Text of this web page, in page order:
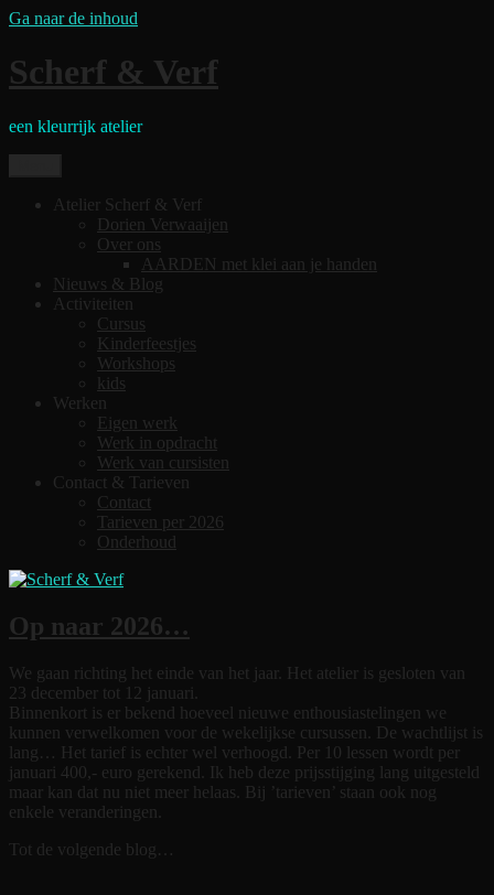
Ga naar de inhoud
Scherf & Verf
een kleurrijk atelier
Atelier Scherf & Verf
Dorien Verwaaijen
Over ons
AARDEN met klei aan je handen
Nieuws & Blog
Activiteiten
Cursus
Kinderfeestjes
Workshops
kids
Werken
Eigen werk
Werk in opdracht
Werk van cursisten
Contact & Tarieven
Contact
Tarieven per 2026
Onderhoud
Op naar 2026…
We gaan richting het einde van het jaar. Het atelier is gesloten van
23 december tot 12 januari.
Binnenkort is er bekend hoeveel nieuwe enthousiastelingen we
kunnen verwelkomen voor de wekelijkse cursussen. De wachtlijst is
lang… Het tarief is echter wel verhoogd. Per 10 lessen wordt per
januari 400,- euro gerekend. Ik heb deze prijsstijging lang uitgesteld
maar kan dat nu niet meer helaas. Bij ’tarieven’ staan ook nog
enkele veranderingen.
Tot de volgende blog…